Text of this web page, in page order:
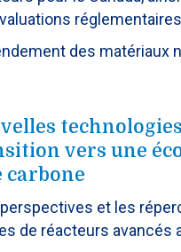
des matériaux
technologies
vers une
carbone
et les
de réacteurs avancés